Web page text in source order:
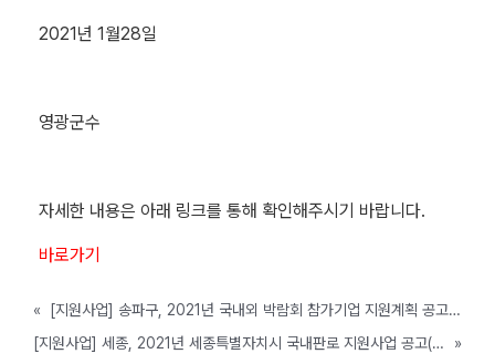
2021년 1월28일
영광군수
자세한 내용은 아래 링크를 통해 확인해주시기 바랍니다.
바로가기
«
[지원사업] 송파구, 2021년 국내외 박람회 참가기업 지원계획 공고 (~ 3/10 까지)
[지원사업] 세종, 2021년 세종특별자치시 국내판로 지원사업 공고( ~12월)
»